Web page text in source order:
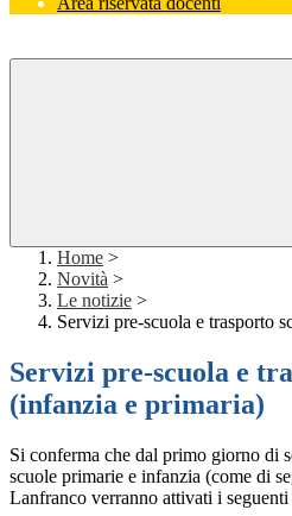
Home >
Novità >
Le notizie >
Servizi pre-scuola e trasporto
Servizi pre-scuola e
(infanzia e primaria)
Si conferma che dal primo giorno di
scuole primarie e infanzia (come di
Lanfranco verranno attivati i